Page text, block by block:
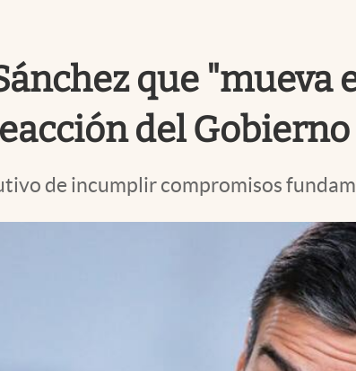
que "mueva
del Gobierno
de incumplir compromisos